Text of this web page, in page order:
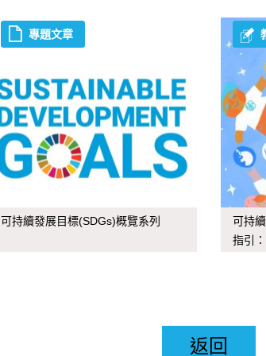
專題文章
可持續發展目標(SDGs)概覽系列
可持
指引
返回